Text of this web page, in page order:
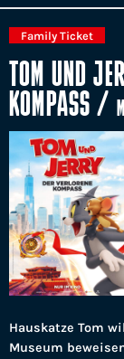
Family Ticket
TOM UND
KOMPASS /
Hauskatze Tom
Museum